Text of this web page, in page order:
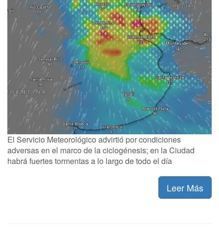
El Servicio Meteorológico advirtió por condiciones
adversas en el marco de la ciclogénesis; en la Ciudad
habrá fuertes tormentas a lo largo de todo el día
Leer Más